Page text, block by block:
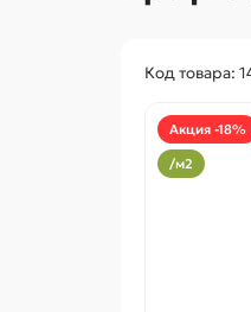
Код товара:
Акция -18%
/м2